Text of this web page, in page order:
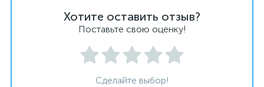
Хотите оставить отзыв?
Поставьте свою оценку!
Сделайте выбор!